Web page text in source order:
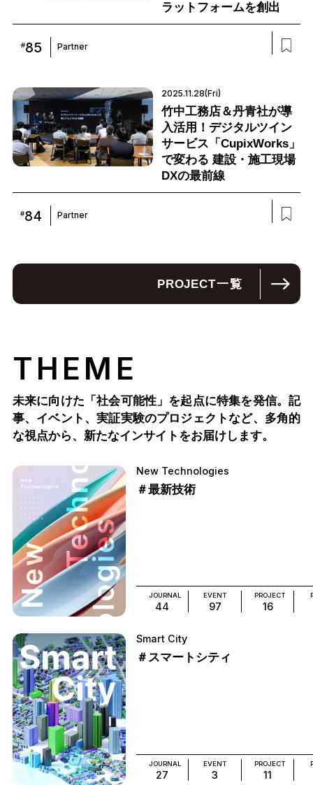
ラットフォームを創出
#85 Partner
2025.11.28(Fri)
竹中工務店＆丹青社が導
入活用！デジタルツイン
サービス「CupixWorks」
で変わる 建設・施工現場
DXの最前線
#84 Partner
PROJECT一覧
THEME
未来に向けた「社会可能性」を起点に特集を発信。記
事、イベント、実証実験のプロジェクトなど、多角的
な視点から、新たなインサイトをお届けします。
New Technologies
＃最新技術
JOURNAL
44
EVENT
97
PROJECT
16
Smart City
＃スマートシティ
JOURNAL
27
EVENT
3
PROJECT
11